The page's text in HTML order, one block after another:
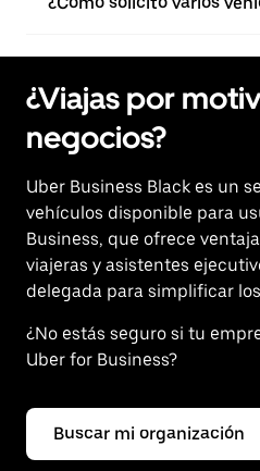
¿Viajas por
negocios?
Uber Business Black es un
vehículos disponible para
Business, que ofrece
viajeras y asistentes
delegada para simplificar
¿No estás seguro si tu
Uber for Business?
Buscar mi organización